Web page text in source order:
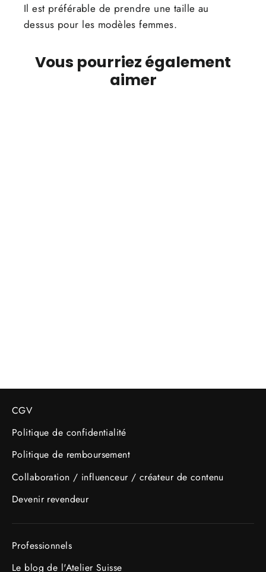
Il est préférable de prendre une taille au
dessus pour les modèles femmes.
Vous pourriez également
aimer
CGV
Politique de confidentialité
Politique de remboursement
Collaboration / influenceur / créateur de contenu
Devenir revendeur
Professionnels
Le blog de l'Atelier Suisse